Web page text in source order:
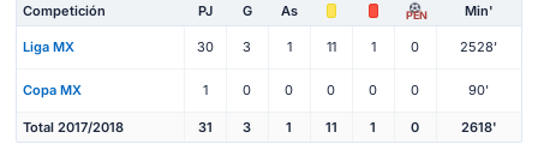
Competición PJ G As PEN Min'
Liga MX 30 3 1 11 1 0 2528'
Copa MX 1 0 0 0 0 0 90'
Total 2017/2018 31 3 1 11 1 0 2618'